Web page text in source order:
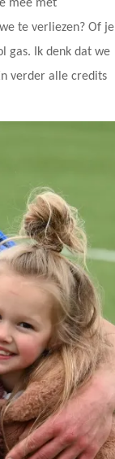
mee met
te verliezen? Of je
gas. Ik denk dat we
verder alle credits